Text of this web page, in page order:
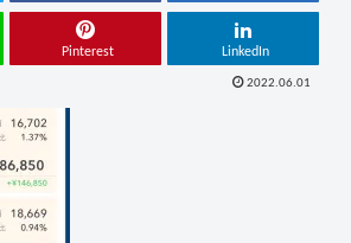
Pinterest LinkedIn
2022.06.01